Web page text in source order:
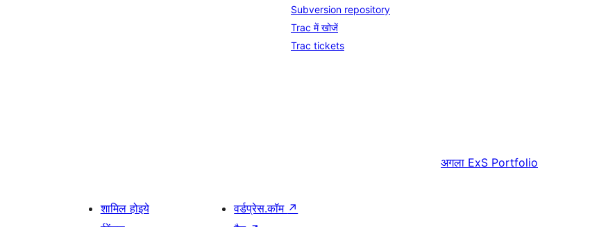
Subversion repository
Trac में खोजें
Trac tickets
अगला ExS Portfolio
शामिल होइये
वर्डप्रेस.कॉम ↗